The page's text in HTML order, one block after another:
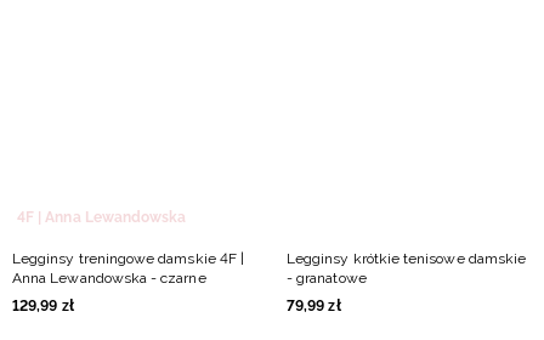
4F | Anna Lewandowska
Legginsy treningowe damskie 4F |
Anna Lewandowska - czarne
129,99 zł
Legginsy krótkie tenisowe damskie
- granatowe
79,99 zł